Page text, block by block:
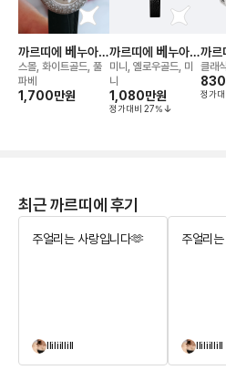
까르띠에 베누아
워치
스몰, 화이트골드, 풀
파베
1,700만원
까르띠에 베누아
워치
미니, 옐로우골드, 미
니
1,080만원
정가대비 27%
까르
레이
클래
830
정가대
최근 까르띠에 후기
주얼리는 사랑입니다🫶
lliliillill
주얼리
lliliillill